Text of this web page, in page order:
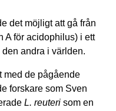
det möjligt att gå från
A för acidophilus) i ett
andra i världen.
med de pågående
forskare som Sven
L. reuteri som en